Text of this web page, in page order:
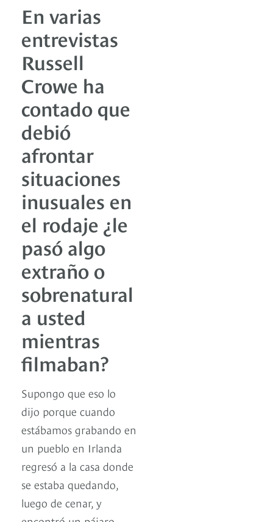
En varias
entrevistas
Russell
Crowe ha
contado que
debió
afrontar
situaciones
inusuales en
el rodaje ¿le
pasó algo
extraño o
sobrenatural
a usted
mientras
filmaban?
Supongo que eso lo
dijo porque cuando
estábamos grabando en
un pueblo en Irlanda
regresó a la casa donde
se estaba quedando,
luego de cenar, y